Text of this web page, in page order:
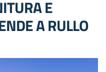
E
A RULLO